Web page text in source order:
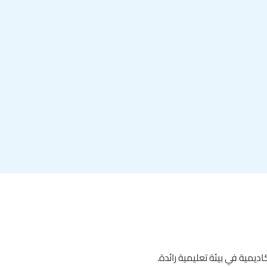
في بيئة تعليمية رائدة.